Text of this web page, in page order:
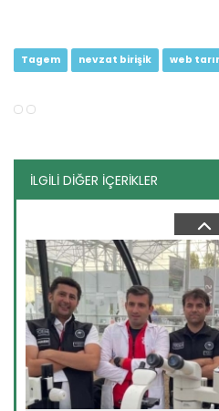
Tagem nevzat birişik web
İLGİLİ DİĞER İÇERİKLER
Mantarın zehirli olup
Besin değeri yüksek, leziz tatlı
Devamını Oku ->